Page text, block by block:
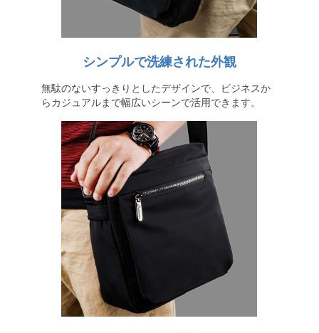
シンプルで洗練された外観
無駄のないすっきりとしたデザインで、ビジネスか
らカジュアルまで幅広いシーンで活用できます。